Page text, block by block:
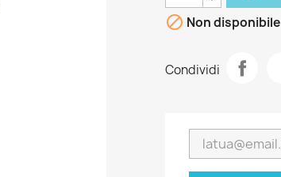
 Non disponibile
Condividi